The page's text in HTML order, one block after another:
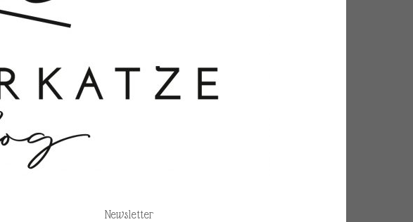
Newsletter